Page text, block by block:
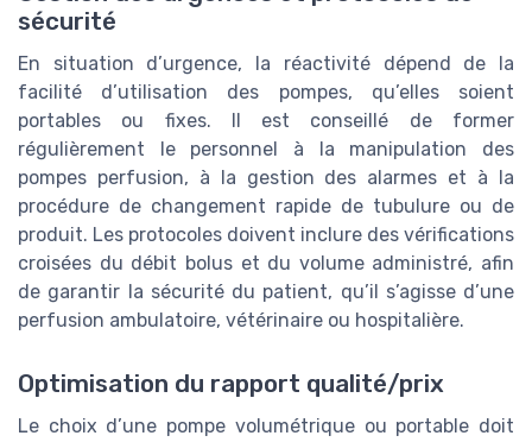
sécurité
En situation d’urgence, la réactivité dépend de la
facilité d’utilisation des pompes, qu’elles soient
portables ou fixes. Il est conseillé de former
régulièrement le personnel à la manipulation des
pompes perfusion, à la gestion des alarmes et à la
procédure de changement rapide de tubulure ou de
produit. Les protocoles doivent inclure des vérifications
croisées du débit bolus et du volume administré, afin
de garantir la sécurité du patient, qu’il s’agisse d’une
perfusion ambulatoire, vétérinaire ou hospitalière.
Optimisation du rapport qualité/prix
Le choix d’une pompe volumétrique ou portable doit